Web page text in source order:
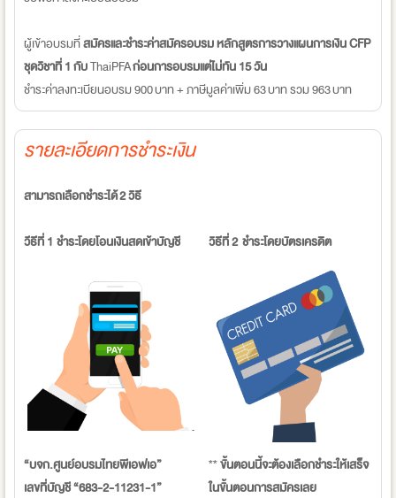
ผู้เข้าอบรมที่สมัครและชำระค่าสมัครอบรม หลักสูตรการวางแผนการเงิน CFP
ชุดวิชาที่ 1 กับThaiPFAก่อนการอบรมแต่ไม่ทัน 15 วัน
ชำระค่าลงทะเบียนอบรม 900 บาท + ภาษีมูลค่าเพิ่ม 63 บาท รวม 963 บาท
รายละเอียดการชำระเงิน
สามารถเลือกชำระได้ 2 วิธี
วีธีที่ 1 ชำระโดยโอนเงินสดเข้าบัญชี วิธีที่ 2 ชำระโดยบัตรเครดิต
“บจก.ศูนย์อบรมไทยพีเอฟเอ”
เลขที่บัญชี “683-2-11231-1”
**ขั้นตอนนี้จะต้องเลือกชำระให้เสร็จ
ในขั้นตอนการสมัครเลย